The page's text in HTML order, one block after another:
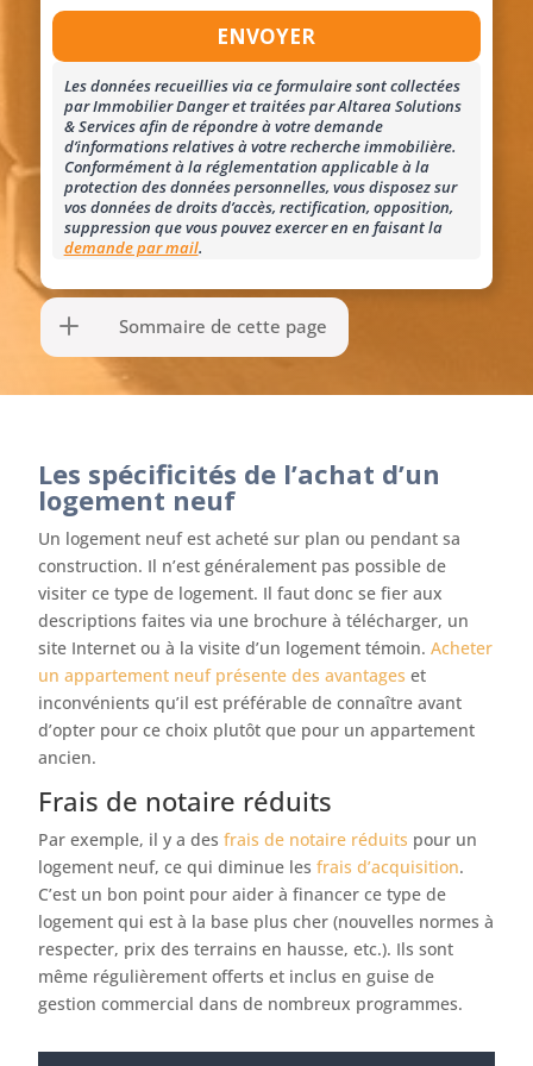
Les données recueillies via ce formulaire sont collectées
par Immobilier Danger et traitées par Altarea Solutions
& Services afin de répondre à votre demande
d’informations relatives à votre recherche immobilière.
Conformément à la réglementation applicable à la
protection des données personnelles, vous disposez sur
vos données de droits d’accès, rectification, opposition,
suppression que vous pouvez exercer en en faisant la
demande par mail.
Sommaire de cette page
Les spécificités de l’achat d’un
logement neuf
Un logement neuf est acheté sur plan ou pendant sa
construction. Il n’est généralement pas possible de
visiter ce type de logement. Il faut donc se fier aux
descriptions faites via une brochure à télécharger, un
site Internet ou à la visite d’un logement témoin.Acheter
un appartement neuf présente des avantages et
inconvénients qu’il est préférable de connaître avant
d’opter pour ce choix plutôt que pour un appartement
ancien.
Frais de notaire réduits
Par exemple, il y a desfrais de notaire réduits pour un
logement neuf, ce qui diminue lesfrais d’acquisition.
C’est un bon point pour aider à financer ce type de
logement qui est à la base plus cher (nouvelles normes à
respecter, prix des terrains en hausse, etc.). Ils sont
même régulièrement offerts et inclus en guise de
gestion commercial dans de nombreux programmes.